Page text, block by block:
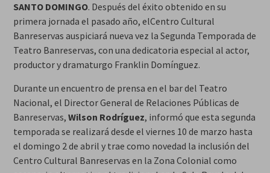
SANTO DOMINGO. Después del éxito obtenido en su
primera jornada el pasado año, elCentro Cultural
Banreservas auspiciará nueva vez la Segunda Temporada de
Teatro Banreservas, con una dedicatoria especial al actor,
productor y dramaturgo Franklin Domínguez.
Durante un encuentro de prensa en el bar del Teatro
Nacional, el Director General de Relaciones Públicas de
Banreservas, Wilson Rodríguez, informó que esta segunda
temporada se realizará desde el viernes 10 de marzo hasta
el domingo 2 de abril y trae como novedad la inclusión del
Centro Cultural Banreservas en la Zona Colonial como